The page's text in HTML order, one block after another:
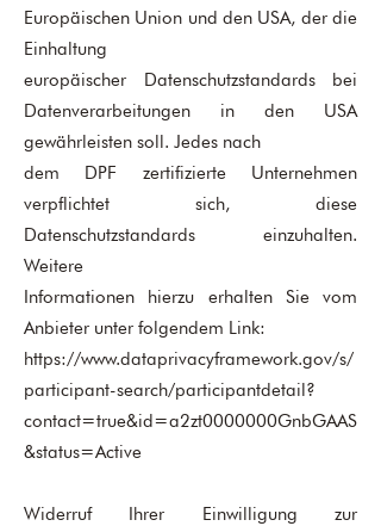
Europäischen Union und den USA, der die
Einhaltung
europäischer Datenschutzstandards bei
Datenverarbeitungen in den USA
gewährleisten soll. Jedes nach
dem DPF zertifizierte Unternehmen
verpflichtet sich, diese
Datenschutzstandards einzuhalten.
Weitere
Informationen hierzu erhalten Sie vom
Anbieter unter folgendem Link:
https://www.dataprivacyframework.gov/s/
participant-search/participantdetail?
contact=true&id=a2zt0000000GnbGAAS
&status=Active
Widerruf Ihrer Einwilligung zur